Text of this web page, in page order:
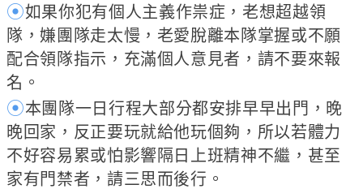
⦿如果你犯有個人主義作祟症，老想超越領
隊，嫌團隊走太慢，老愛脫離本隊掌握或不願
配合領隊指示，充滿個人意見者，請不要來報
名。
⦿本團隊一日行程大部分都安排早早出門，晚
晚回家，反正要玩就給他玩個夠，所以若體力
不好容易累或怕影響隔日上班精神不繼，甚至
家有門禁者，請三思而後行。